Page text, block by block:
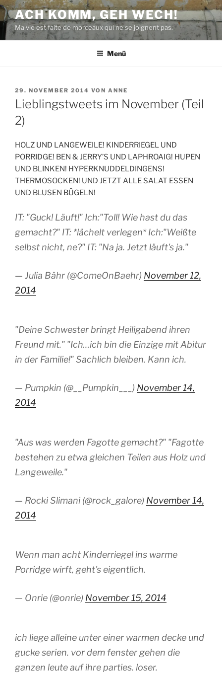
Zum
Inhalt
springen
ACH KOMM, GEH WECH!
Ma vie est faite de morceaux qui ne se joignent pas.
Menü
VERÖFFENTLICHT
AM
29. NOVEMBER 2014 VON ANNE
Lieblingstweets im November (Teil
2)
HOLZ UND LANGEWEILE! KINDERRIEGEL UND
PORRIDGE! BEN & JERRY’S UND LAPHROAIG! HUPEN
UND BLINKEN! HYPERKNUDDELDINGENS!
THERMOSOCKEN! UND JETZT ALLE SALAT ESSEN
UND BLUSEN BÜGELN!
IT: "Guck! Läuft!" Ich:"Toll! Wie hast du das
gemacht?" IT: *lächelt verlegen* Ich:"Weißte
selbst nicht, ne?" IT: "Na ja. Jetzt läuft's ja."
— Julia Bähr (@ComeOnBaehr) November 12,
2014
"Deine Schwester bringt Heiligabend ihren
Freund mit." "Ich…ich bin die Einzige mit Abitur
in der Familie!" Sachlich bleiben. Kann ich.
— Pumpkin (@__Pumpkin___) November 14,
2014
"Aus was werden Fagotte gemacht?" "Fagotte
bestehen zu etwa gleichen Teilen aus Holz und
Langeweile."
— Rocki Slimani (@rock_galore) November 14,
2014
Wenn man acht Kinderriegel ins warme
Porridge wirft, geht's eigentlich.
— Onrie (@onrie) November 15, 2014
ich liege alleine unter einer warmen decke und
gucke serien. vor dem fenster gehen die
ganzen leute auf ihre parties. loser.